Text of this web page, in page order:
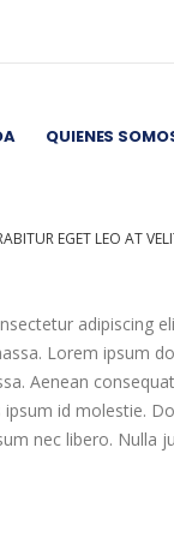
QUIENES
EGET LEO AT
adipiscing
Lorem ipsum
Aenean
id molestie.
nec libero.